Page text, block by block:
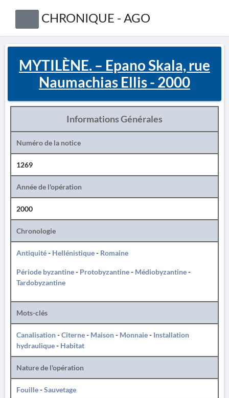
CHRONIQUE - AGO
MYTILÈNE. – Epano Skala, rue
Naumachias Ellis - 2000
Informations Générales
Numéro de la notice
1269
Année de l'opération
2000
Chronologie
Antiquité- Hellénistique- Romaine
Période byzantine- Protobyzantine- Médiobyzantine-
Tardobyzantine
Mots-clés
Canalisation-Citerne- Maison- Monnaie- Installation
hydraulique- Habitat
Nature de l'opération
Fouille-Sauvetage